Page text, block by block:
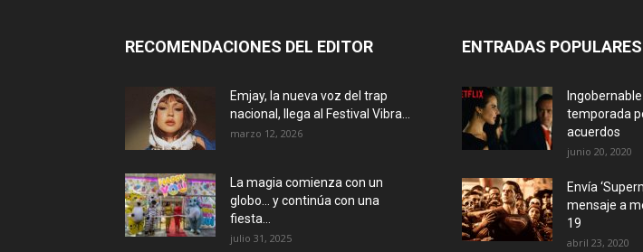
RECOMENDACIONES DEL EDITOR
Emjay, la nueva voz del trap
nacional, llega al Festival Vibra...
marzo 12, 2026
La magia comienza con un
globo… y continúa con una
fiesta...
julio 31, 2025
ENTRADAS POPULARES
temporada
acuerdos
junio 20, 2020
Envía
mensaje a
19
abril 23, 2020